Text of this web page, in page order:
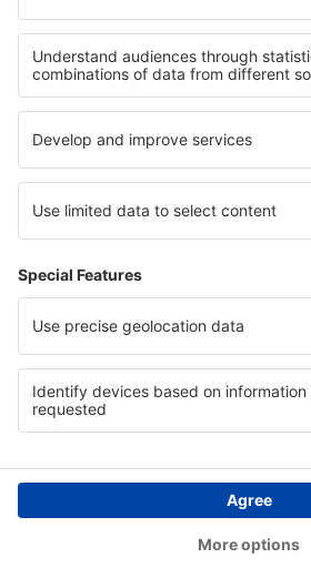
Hotely v Pembrokeshire Hotely v
Hotely v Nassfeld - Pressegersee
Hotely in Silesian Beskids Hotely v
Hotely na Kypru
Copyright © eSky.cz. Všechna